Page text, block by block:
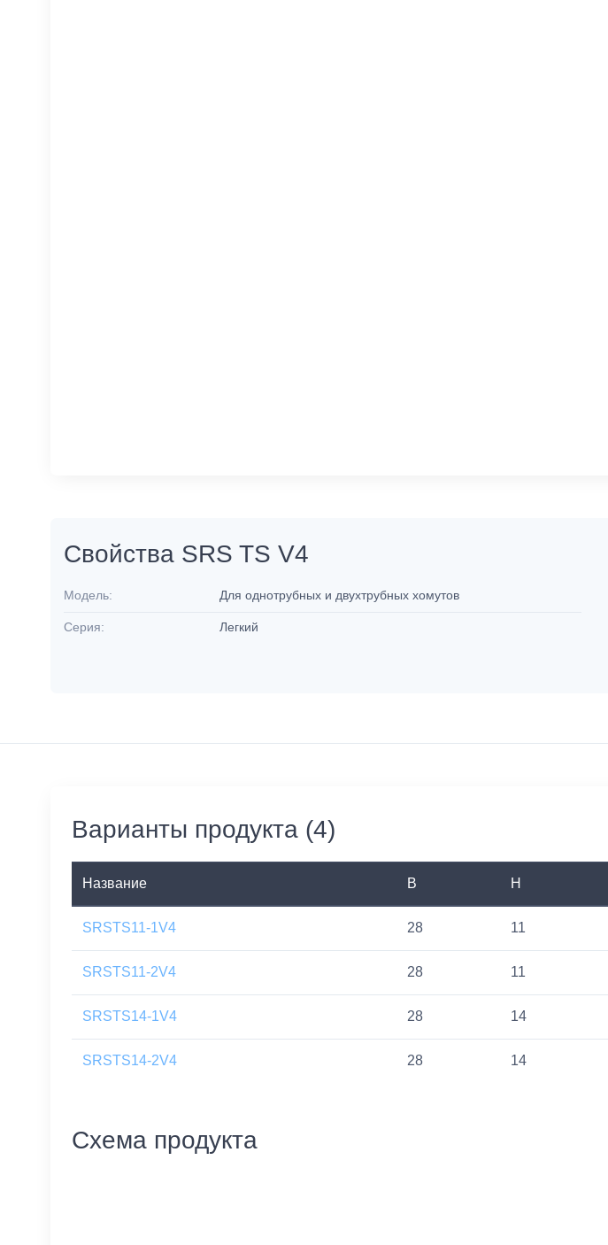
Свойства SRS TS V4
Модель: Для однотрубных и двухтрубных хомутов
Серия: Легкий
Варианты продукта (4)
Название B H
SRSTS11-1V4 28 11
SRSTS11-2V4 28 11
SRSTS14-1V4 28 14
SRSTS14-2V4 28 14
Схема продукта